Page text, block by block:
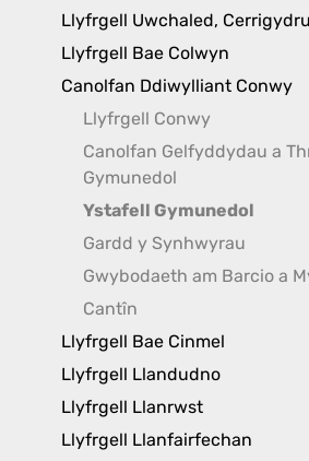
Llyfrgell Uwchaled,
Llyfrgell Bae Colwyn
Canolfan Ddiwylliant Conwy
Llyfrgell Conwy
Canolfan Gelfyddydau a
Gymunedol
Ystafell Gymunedol
Gardd y Synhwyrau
Gwybodaeth am Barcio a
Cantîn
Llyfrgell Bae Cinmel
Llyfrgell Llandudno
Llyfrgell Llanrwst
Llyfrgell Llanfairfechan